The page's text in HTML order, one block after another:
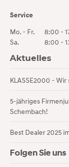
Service
Mo. - Fr.
8:00 -
Sa.
8:00 -
Aktuelles
KLASSE2000 - Wir
5-jähriges
Schembach!
Best Dealer 2025
Folgen Sie uns